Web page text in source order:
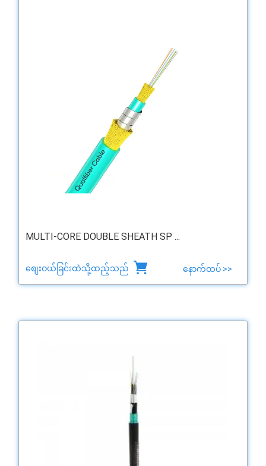
MULTI-CORE DOUBLE SHEATH SP ...
စျေးဝယ်ခြင်းထဲသို့ထည့်သည် နောက်ထပ် >>